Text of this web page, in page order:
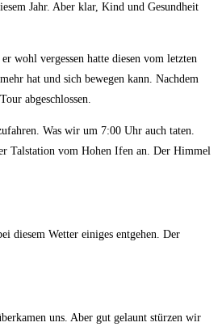
Jahr. Aber klar, Kind und Gesundheit
wohl vergessen hatte diesen vom letzten
hat und sich bewegen kann. Nachdem
abgeschlossen.
Was wir um 7:00 Uhr auch taten.
Talstation vom Hohen Ifen an. Der Himmel
diesem Wetter einiges entgehen. Der
uns. Aber gut gelaunt stürzen wir